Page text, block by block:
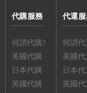
代購服務
何謂代購?
美國代購
日本代購
英國代購
代運
何謂代
美國代
日本代
英國代